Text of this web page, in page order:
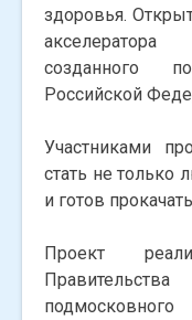
здоровья.
акселератора
созданного
Российской
Участниками
стать не только
и готов
Проект